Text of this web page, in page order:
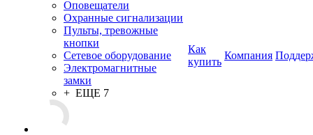
Оповещатели
Охранные сигнализации
Пульты, тревожные
кнопки
Сетевое оборудование
Электромагнитные
замки
+ ЕЩЕ 7
Как
купить
Компания